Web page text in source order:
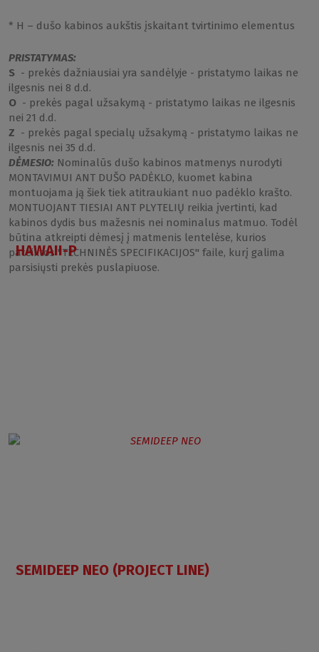
* H – dušo kabinos aukštis įskaitant tvirtinimo elementus
PRISTATYMAS:
S - prekės dažniausiai yra sandėlyje - pristatymo laikas ne
ilgesnis nei 8 d.d.
O - prekės pagal užsakymą - pristatymo laikas ne ilgesnis
nei 21 d.d.
Z - prekės pagal specialų užsakymą - pristatymo laikas ne
ilgesnis nei 35 d.d.
DĖMESIO: Nominalūs dušo kabinos matmenys nurodyti
MONTAVIMUI ANT DUŠO PADĖKLO, kuomet kabina
montuojama ją šiek tiek atitraukiant nuo padėklo krašto.
MONTUOJANT TIESIAI ANT PLYTELIŲ reikia įvertinti, kad
kabinos dydis bus mažesnis nei nominalus matmuo. Todėl
būtina atkreipti dėmesį į matmenis lentelėse, kurios
pateiktos "TECHNINĖS SPECIFIKACIJOS" faile, kurį galima
parsisiųsti prekės puslapiuose.
HAWAII-P
SEMIDEEP NEO (PROJECT LINE)